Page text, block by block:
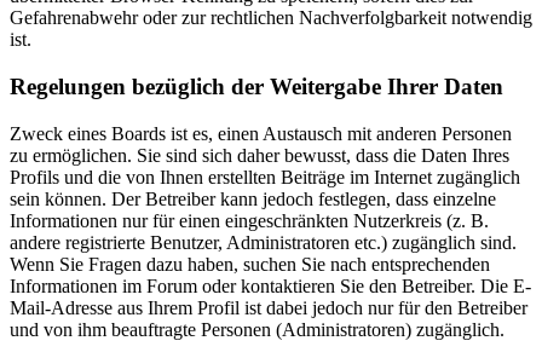
Gefahrenabwehr oder zur rechtlichen Nachverfolgbarkeit notwendig
ist.
Regelungen bezüglich der Weitergabe Ihrer Daten
Zweck eines Boards ist es, einen Austausch mit anderen Personen
zu ermöglichen. Sie sind sich daher bewusst, dass die Daten Ihres
Profils und die von Ihnen erstellten Beiträge im Internet zugänglich
sein können. Der Betreiber kann jedoch festlegen, dass einzelne
Informationen nur für einen eingeschränkten Nutzerkreis (z. B.
andere registrierte Benutzer, Administratoren etc.) zugänglich sind.
Wenn Sie Fragen dazu haben, suchen Sie nach entsprechenden
Informationen im Forum oder kontaktieren Sie den Betreiber. Die E-
Mail-Adresse aus Ihrem Profil ist dabei jedoch nur für den Betreiber
und von ihm beauftragte Personen (Administratoren) zugänglich.